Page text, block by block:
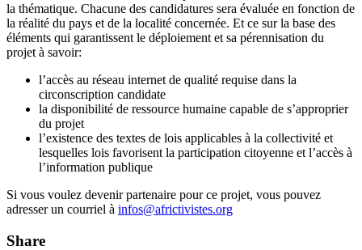
la thématique. Chacune des candidatures sera évaluée en fonction de
la réalité du pays et de la localité concernée. Et ce sur la base des
éléments qui garantissent le déploiement et sa pérennisation du
projet à savoir:
l’accès au réseau internet de qualité requise dans la
circonscription candidate
la disponibilité de ressource humaine capable de s’approprier
du projet
l’existence des textes de lois applicables à la collectivité et
lesquelles lois favorisent la participation citoyenne et l’accès à
l’information publique
Si vous voulez devenir partenaire pour ce projet, vous pouvez
adresser un courriel à infos@africtivistes.org
Share